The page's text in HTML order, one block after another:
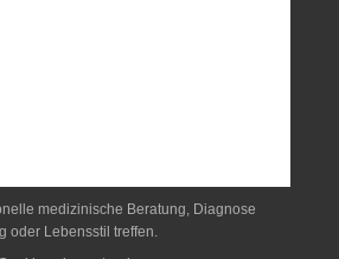
medizinische Beratung, Diagnose
Lebensstil treffen.